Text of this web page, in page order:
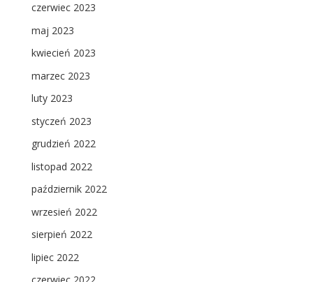
czerwiec 2023
maj 2023
kwiecień 2023
marzec 2023
luty 2023
styczeń 2023
grudzień 2022
listopad 2022
październik 2022
wrzesień 2022
sierpień 2022
lipiec 2022